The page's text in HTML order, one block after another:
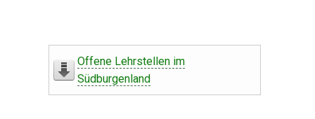
Offene Lehrstellen im
Südburgenland